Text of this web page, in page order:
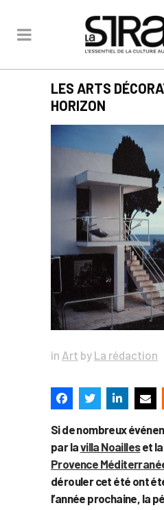
LES ARTS
HORIZON
in Art by La rédaction
Si de nombreux
par lavilla Noailleset la
Provence
dérouler cet été ont
l’année prochaine, la